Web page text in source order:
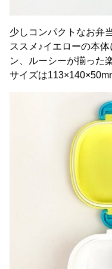
少しコンパクトなお弁
ススメ♪イエローの本
ン、ルーシーが揃った
サイズは